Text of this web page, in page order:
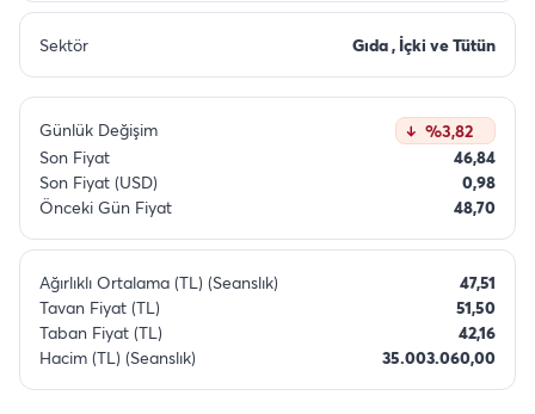
Sektör Gıda , İçki ve Tütün
Günlük Değişim
%3,82
Son Fiyat
46,84
Son Fiyat (USD)
0,98
Önceki Gün Fiyat
48,70
Ağırlıklı Ortalama (TL) (Seanslık)
47,51
Tavan Fiyat (TL)
51,50
Taban Fiyat (TL)
42,16
Hacim (TL) (Seanslık)
35.003.060,00